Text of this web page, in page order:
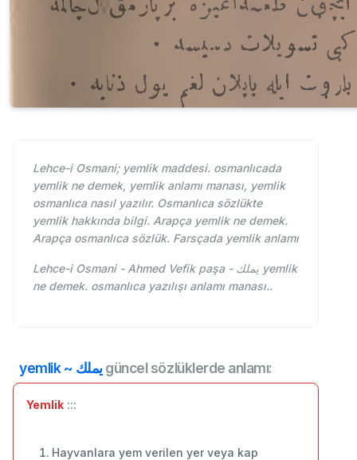
Lehce-i Osmani; yemlik maddesi. osmanlıcada
yemlik ne demek, yemlik anlamı manası, yemlik
osmanlıca nasıl yazılır. Osmanlıca sözlükte
yemlik hakkında bilgi. Arapça yemlik ne demek.
Arapça osmanlıca sözlük. Farsçada yemlik anlamı
Lehce-i Osmani - Ahmed Vefik paşa - یملك yemlik
ne demek. osmanlıca yazılışı anlamı manası..
yemlik ~ یملكgüncel sözlüklerde anlamı:
Yemlik :::
Hayvanlara yem verilen yer veya kap